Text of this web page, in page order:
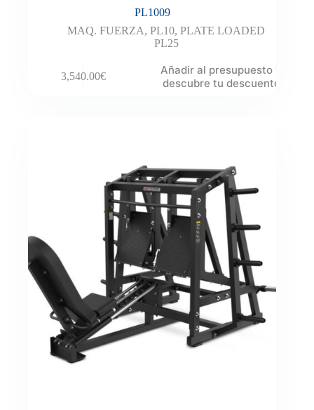
PL1009
MAQ. FUERZA,PL10,PLATE LOADED
PL25
3,540.00€
Añadir al presupuesto y
descubre tu descuento